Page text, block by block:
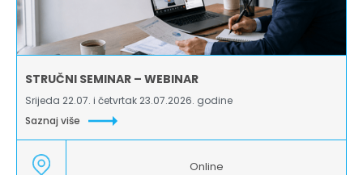
STRUČNI SEMINAR – WEBINAR
Srijeda 22.07. i četvrtak 23.07.2026. godine
Saznaj više
Online